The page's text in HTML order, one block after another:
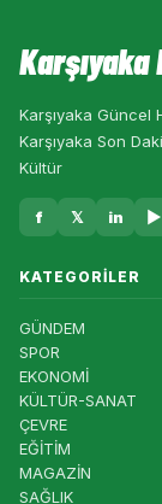
Karşıyaka
Karşıyaka Güncel
Karşıyaka Son
Kültür
f 𝕏 in ▶
KATEGORILER
GÜNDEM
SPOR
EKONOMİ
KÜLTÜR-SANAT
ÇEVRE
EĞİTİM
MAGAZİN
SAĞLIK